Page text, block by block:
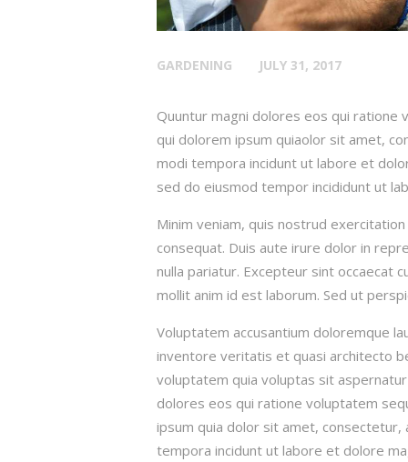
GARDENING JULY 31, 2017
Quuntur magni dolores eos qui ratione
qui dolorem ipsum quiaolor sit amet,
modi tempora incidunt ut labore et
sed do eiusmod tempor incididunt ut
Minim veniam, quis nostrud
consequat. Duis aute irure dolor in
nulla pariatur. Excepteur sint occaecat
mollit anim id est laborum. Sed ut
Voluptatem accusantium doloremque
inventore veritatis et quasi architecto
voluptatem quia voluptas sit
dolores eos qui ratione voluptatem
ipsum quia dolor sit amet, consectetur,
tempora incidunt ut labore et dolore